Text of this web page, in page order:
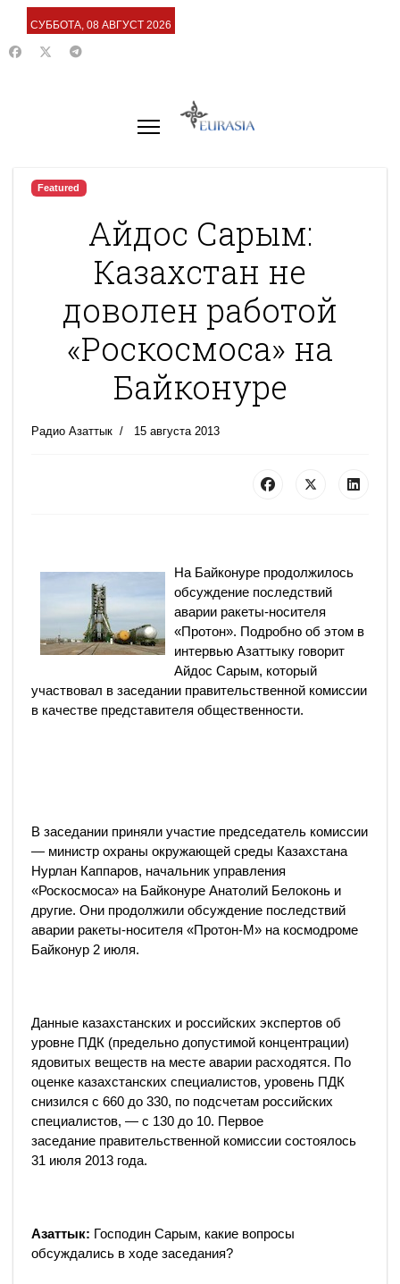
СУББОТА, 08 АВГУСТ 2026
Featured
Айдос Сарым:
Казахстан не
доволен работой
«Роскосмоса» на
Байконуре
Радио Азаттык 15 августа 2013
На Байконуре продолжилось
обсуждение последствий
аварии ракеты-носителя
«Протон». Подробно об этом в
интервью Азаттыку говорит
Айдос Сарым, который
участвовал в заседании правительственной комиссии
в качестве представителя общественности.
В заседании приняли участие председатель комиссии
— министр охраны окружающей среды Казахстана
Нурлан Каппаров, начальник управления
«Роскосмоса» на Байконуре Анатолий Белоконь и
другие. Они продолжили обсуждение последствий
аварии ракеты-носителя «Протон-М» на космодроме
Байконур 2 июля.
Данные казахстанских и российских экспертов об
уровне ПДК (предельно допустимой концентрации)
ядовитых веществ на месте аварии расходятся. По
оценке казахстанских специалистов, уровень ПДК
снизился с 660 до 330, по подсчетам российских
специалистов, — с 130 до 10. Первое
заседание правительственной комиссии состоялось
31 июля 2013 года.
Азаттык: Господин Сарым, какие вопросы
обсуждались в ходе заседания?